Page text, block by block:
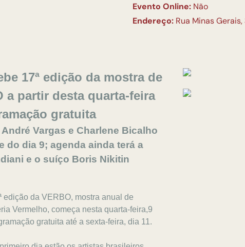
Evento Online: Não
Endereço: Rua Minas
17ª edição da mostra de
a partir desta quarta-feira
gratuita
Vargas e Charlene Bicalho
do dia 9; agenda ainda terá a
e o suíço Boris Nikitin
edição da VERBO, mostra anual de
Vermelho, começa nesta quarta-feira,9
gratuita até a sexta-feira, dia 11.